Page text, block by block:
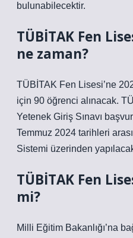
bulunabilecektir.
TÜBİTAK Fen
ne zaman?
TÜBİTAK Fen Lisesi’ne
için 90 öğrenci alınacak.
Yetenek Giriş Sınavı
Temmuz 2024 tarihleri
Sistemi üzerinden
TÜBİTAK Fen
mi?
Milli Eğitim Bakanlığı’na